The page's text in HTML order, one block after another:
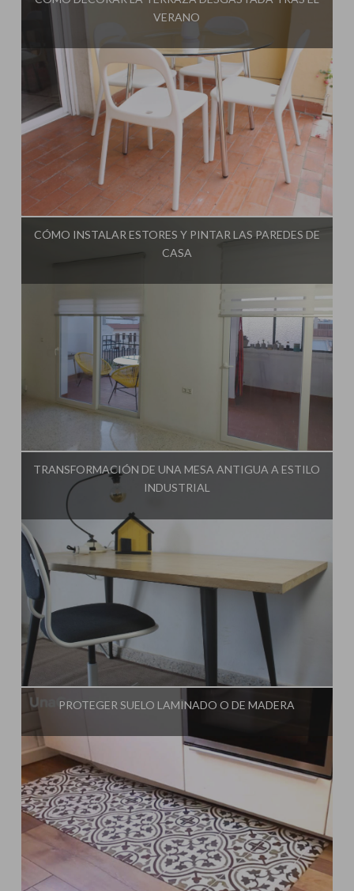
VERANO
Influencer: Una Casa Diferente
CÓMO INSTALAR ESTORES Y PINTAR LAS PAREDES DE
CASA
Influencer: Una Casa Diferente
TRANSFORMACIÓN DE UNA MESA ANTIGUA A ESTILO
INDUSTRIAL
Influencer:Una Casa Diferente
PROTEGER SUELO LAMINADO O DE MADERA